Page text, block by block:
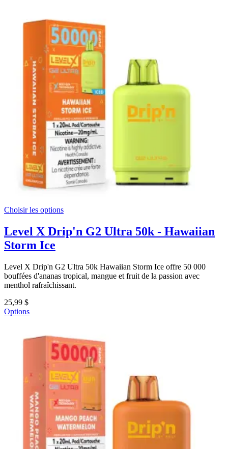
Choisir les options
Level X Drip'n G2 Ultra 50k - Hawaiian
Storm Ice
Level X Drip'n G2 Ultra 50k Hawaiian Storm Ice offre 50 000
bouffées d'ananas tropical, mangue et fruit de la passion avec
menthol rafraîchissant.
25,99 $
Options